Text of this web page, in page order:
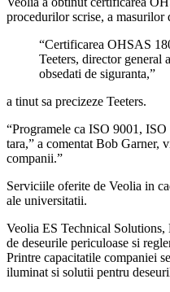
procedurilor scrise, a masurilor
“Certificarea OHSAS
Teeters, director general
obsedati de siguranta,”
a tinut sa precizeze Teeters.
“Programele ca ISO 9001,
tara,” a comentat Bob Garner,
companii.”
Serviciile oferite de Veolia in
ale universitatii.
Veolia ES Technical
de deseurile periculoase si
Printre capacitatile companiei
iluminat si solutii pentru